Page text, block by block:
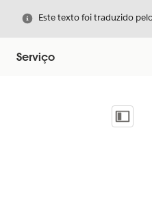
Fechar
Este texto foi traduzido
Serviço